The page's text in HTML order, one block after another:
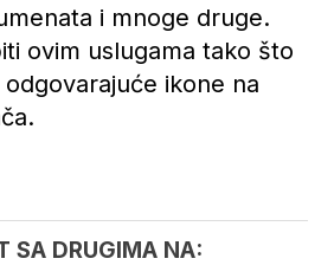
i mnoge druge.
ovim uslugama tako što
ikone na
SA DRUGIMA NA: